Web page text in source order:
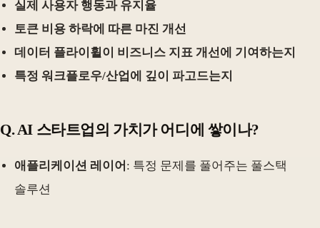
실제 사용자 행동과 유지율
토큰 비용 하락에 따른 마진 개선
데이터 플라이휠이 비즈니스 지표 개선에 기여하는지
특정 워크플로우/산업에 깊이 파고드는지
Q. AI 스타트업의 가치가 어디에 쌓이나?
애플리케이션 레이어 : 특정 문제를 풀어주는 풀스택
솔루션